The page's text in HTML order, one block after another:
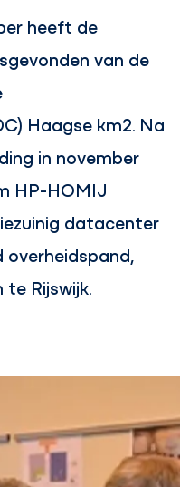
heeft de
van de
Haagse km2. Na
in november
HP-HOMIJ
datacenter
overheidspand,
Rijswijk.